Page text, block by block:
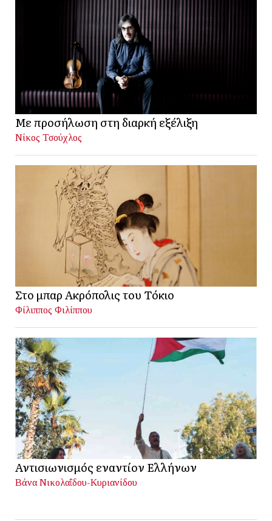
Με προσήλωση στη διαρκή εξέλιξη
Νίκος Τσούχλος
Στο μπαρ Ακρόπολις του Τόκιο
Φίλιππος Φιλίππου
Αντισιωνισμός εναντίον Ελλήνων
Βάνα Νικολαΐδου-Κυριανίδου